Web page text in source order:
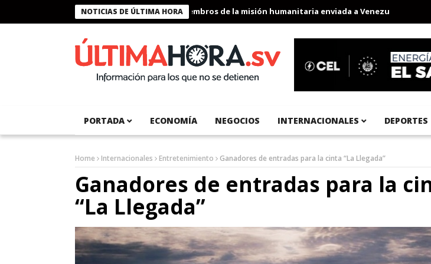
NOTICIAS DE ÚLTIMA HORA
Presidente Bukele condecora a miembros de la misión humanitaria enviada a Venezuela
PORTADA ECONOMÍA NEGOCIOS INTERNACIONALES DEPORTES
Home Internacionales Entretenimiento Ganadores de entradas para la cinta “La Llegada”
Ganadores de entradas para la
“La Llegada”